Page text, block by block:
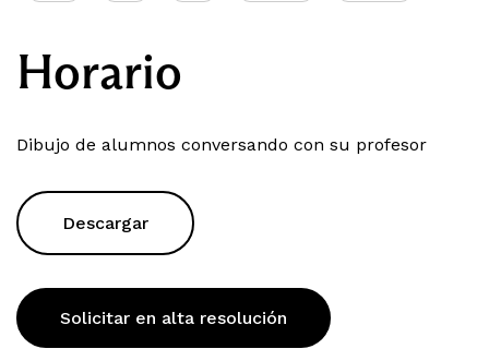
Horario
Dibujo de alumnos conversando con su profesor
Descargar
Solicitar en alta resolución